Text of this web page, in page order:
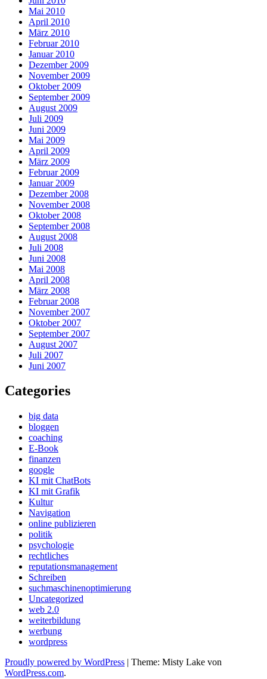
Mai 2010
April 2010
März 2010
Februar 2010
Januar 2010
Dezember 2009
November 2009
Oktober 2009
September 2009
August 2009
Juli 2009
Juni 2009
Mai 2009
April 2009
März 2009
Februar 2009
Januar 2009
Dezember 2008
November 2008
Oktober 2008
September 2008
August 2008
Juli 2008
Juni 2008
Mai 2008
April 2008
März 2008
Februar 2008
November 2007
Oktober 2007
September 2007
August 2007
Juli 2007
Juni 2007
Categories
big data
bloggen
coaching
E-Book
finanzen
google
KI mit ChatBots
KI mit Grafik
Kultur
Navigation
online publizieren
politik
psychologie
rechtliches
reputationsmanagement
Schreiben
suchmaschinenoptimierung
Uncategorized
web 2.0
weiterbildung
werbung
wordpress
Proudly powered by WordPress | Theme: Misty Lake von
WordPress.com.